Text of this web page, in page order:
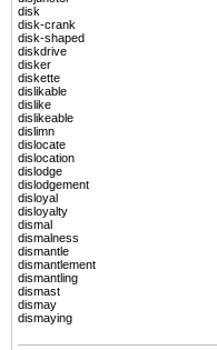
disk
disk-crank
disk-shaped
diskdrive
disker
diskette
dislikable
dislike
dislikeable
dislimn
dislocate
dislocation
dislodge
dislodgement
disloyal
disloyalty
dismal
dismalness
dismantle
dismantlement
dismantling
dismast
dismay
dismaying